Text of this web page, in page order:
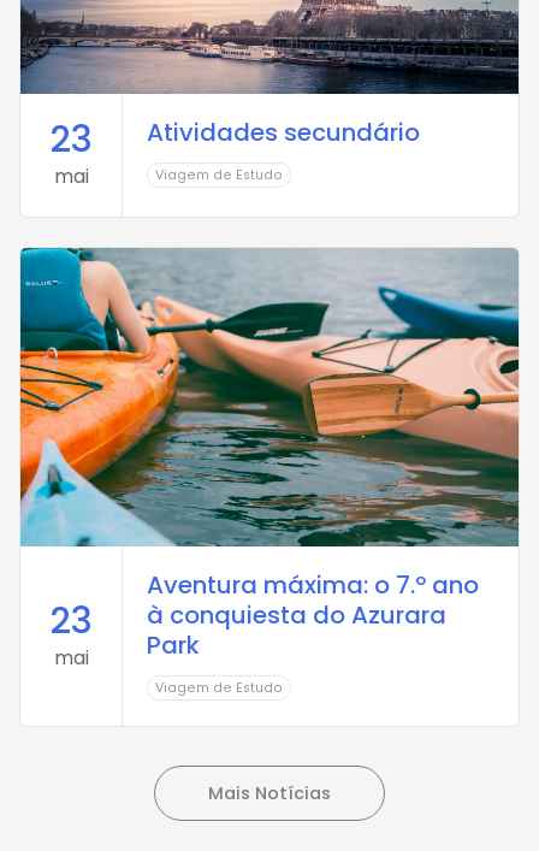
23
mai
Atividades secundário
Viagem de Estudo
23
mai
Aventura máxima: o 7.º ano
à conquiesta do Azurara
Park
Viagem de Estudo
Mais Notícias